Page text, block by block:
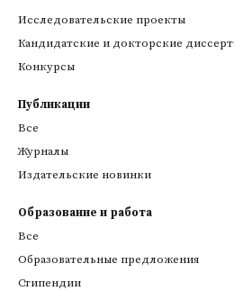
Исследовательские проекты
Кандидатские и докторские
Конкурсы
Публикации
Все
Журналы
Издательские новинки
Образование и работа
Все
Образовательные предложения
Стипендии